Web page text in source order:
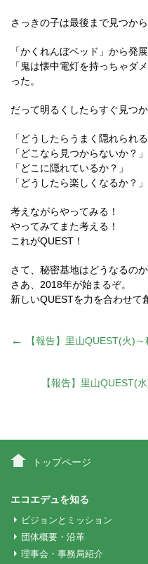
さっきの子は最後まで見つから
「かくれんぼベッド」から発
「鬼は懐中電灯を持っちゃダ
った。
だって明るくしたらすぐ見つ
「どうしたらうまく隠れられる
「どこなら見つからないか？」
「どこに隠れているか？」
「どうしたら楽しくなるか？」
考えながらやってみる！
やってみてまた考える！
これがQUEST！
さて、秘密基地はどうなるの
さあ、2018年が始まるぞ。
新しいQUESTを力を合わせて
投
ビ
ゲ
ー
← 【報告】里山QUEST(火)
【報告】里山QUEST(
トップページ
エコエデュを知る
ビジョンとミッション
団体概要・沿革
理事会・事務局紹介